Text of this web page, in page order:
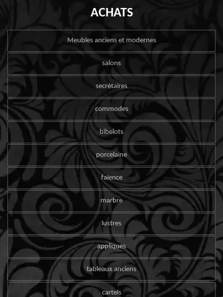
ACHATS
Meubles anciens et modernes
salons
secrétaires
commodes
bibelots
porcelaine
faïence
marbre
lustres
appliques
tableaux anciens
cartels